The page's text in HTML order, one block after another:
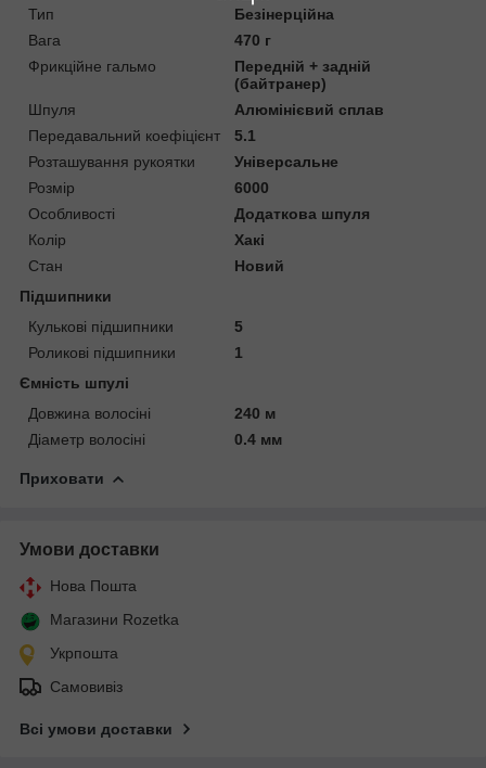
Тип
Безінерційна
Вага
470 г
Фрикційне гальмо
Передній + задній
(байтранер)
Шпуля
Алюмінієвий сплав
Передавальний коефіцієнт
5.1
Розташування рукоятки
Універсальне
Розмір
6000
Особливості
Додаткова шпуля
Колір
Хакі
Стан
Новий
Підшипники
Кулькові підшипники
5
Роликові підшипники
1
Ємність шпулі
Довжина волосіні
240 м
Діаметр волосіні
0.4 мм
Приховати
Умови доставки
Нова Пошта
Магазини Rozetka
Укрпошта
Самовивіз
Всі умови доставки